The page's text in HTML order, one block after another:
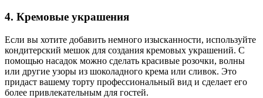
4. Кремовые украшения
Если вы хотите добавить немного изысканности, используйте
кондитерский мешок для создания кремовых украшений. С
помощью насадок можно сделать красивые розочки, волны
или другие узоры из шоколадного крема или сливок. Это
придаст вашему торту профессиональный вид и сделает его
более привлекательным для гостей.